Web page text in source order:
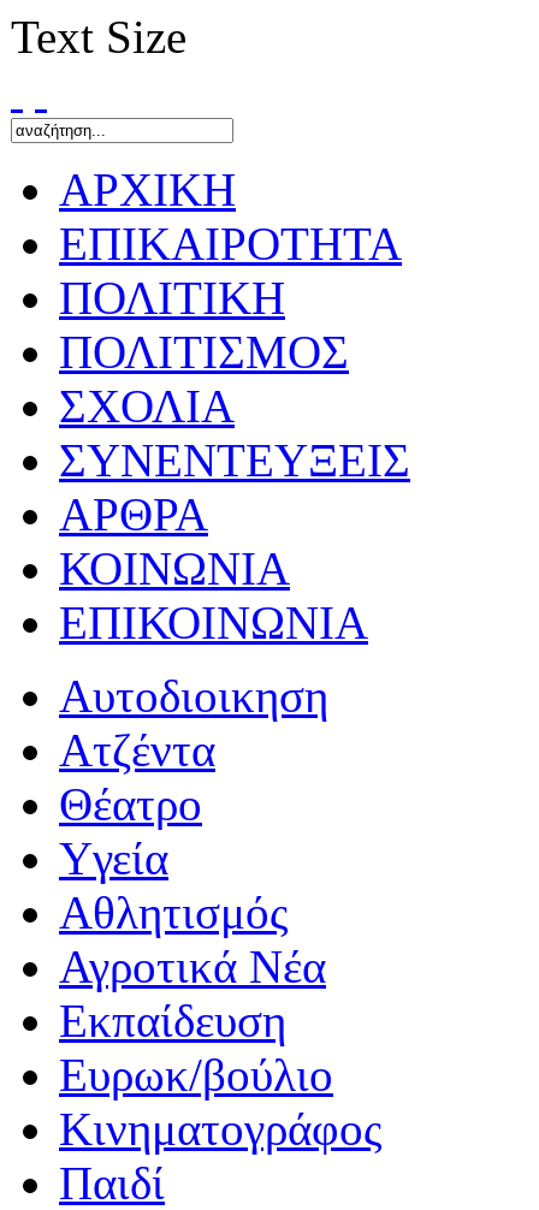
Text Size
ΑΡΧΙΚΗ
ΕΠΙΚΑΙΡΟΤΗΤΑ
ΠΟΛΙΤΙΚΗ
ΠΟΛΙΤΙΣΜΟΣ
ΣΧΟΛΙΑ
ΣΥΝΕΝΤΕΥΞΕΙΣ
ΑΡΘΡΑ
ΚΟΙΝΩΝΙΑ
ΕΠΙΚΟΙΝΩΝΙΑ
Αυτοδιοικηση
Ατζέντα
Θέατρο
Yγεία
Αθλητισμός
Αγροτικά Νέα
Εκπαίδευση
Ευρωκ/βούλιο
Κινηματογράφος
Παιδί